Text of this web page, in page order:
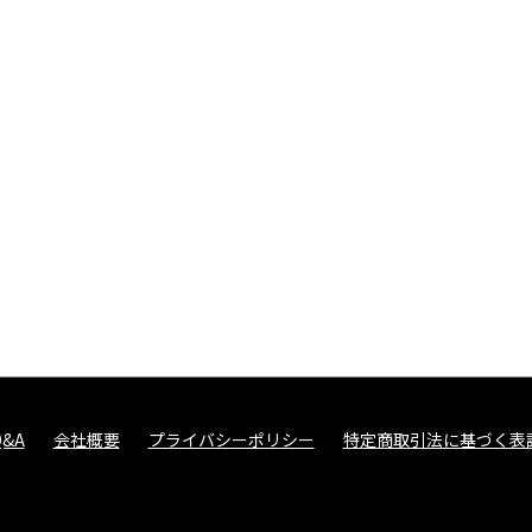
会社概要 プライバシーポリシー 特定商取引法に基づく表